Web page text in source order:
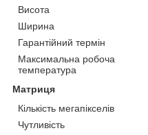
Висота
Ширина
Гарантійний термін
Максимальна робоча
температура
Матриця
Кількість мегапікселів
Чутливість